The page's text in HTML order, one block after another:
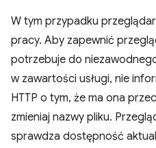
W tym przypadku
pracy. Aby zapewnić
potrzebuje do
w zawartości usługi, nie
HTTP o tym, że ma ona
zmieniaj nazwy pliku.
sprawdza dostępność